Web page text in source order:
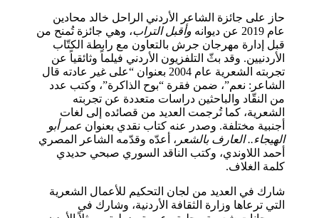
حاز على جائزة الشاعر الأردني الراحل خالد محادين
عام 2019 عن ديوانه
وأقبل التراب، وهي جائزة تُمنح من
قبل إدارة مهرجان جرش بالتعاون مع رابطة الكتّاب
الأردنيين. وقد بثّ التلفزيون الأردني فيلماً وثائقياً عن
تجربته الشعرية عام 2004 بعنوان “على غير عادته قال
الشاعر: نعم”، ضمن فقرة “بوح الذاكرة”، وكتب عدد
من النقّاد والباحثين دراسات متعددة عن تجربته
الشعرية، كما تُرجمت العديد من قصائده إلى لغات
أجنبية مختلفة. وصدر عنه كتاب نقدي بعنوان عمر أبو
الهيجاء.. العارف بالشعر ، أعدّه وقدّمه الشاعر المصري
أحمد اللاوندي، وكتب الناقد السوري صبحي حديدي
كلمة الغلاف.
شارك في العديد من لجان التحكيم للأعمال الشعرية
التي ترعاها وزارة الثقافة الأردنية، وشارك في